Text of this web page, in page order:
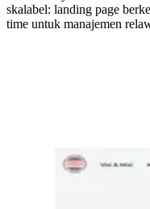
skalabel: landing page
time untuk manajemen